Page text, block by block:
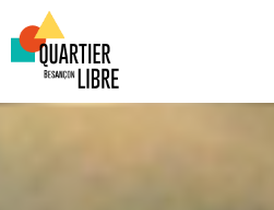
Panneau de gestion des cookies